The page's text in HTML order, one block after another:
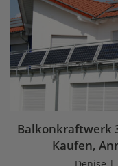
Balkonkraftwerk
Kaufen,